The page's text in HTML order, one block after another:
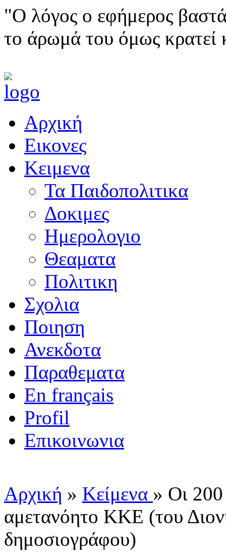
"Ο λόγος ο εφήμερος
το άρωμά του όμως κρατεί
Αρχική
Εικονες
Κειμενα
Τα Παιδοπολιτικα
Δοκιμες
Ημερολογιο
Θεαματα
Πολιτικη
Σχολια
Ποιηση
Ανεκδοτα
Παραθεματα
En français
Profil
Επικοινωνια
Αρχική » Κείμενα » Οι 200
αμετανόητο ΚΚΕ (του
δημοσιογράφου)